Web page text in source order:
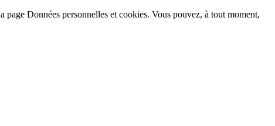
Données personnelles et cookies. Vous pouvez, à tout moment,